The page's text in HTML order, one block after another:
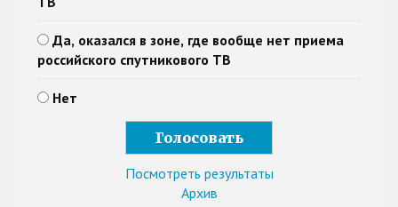
Да, оказался в зоне, где вообще нет приема
российского спутникового ТВ
Нет
Посмотреть результаты
Архив